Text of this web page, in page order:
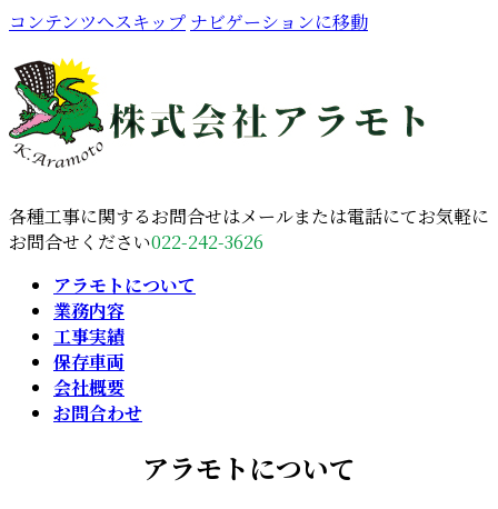
コンテンツへスキップ ナビゲーションに移動
各種工事に関するお問合せはメールまたは電話にてお気軽に
お問合せください022-242-3626
アラモトについて
業務内容
工事実績
保存車両
会社概要
お問合わせ
アラモトについて